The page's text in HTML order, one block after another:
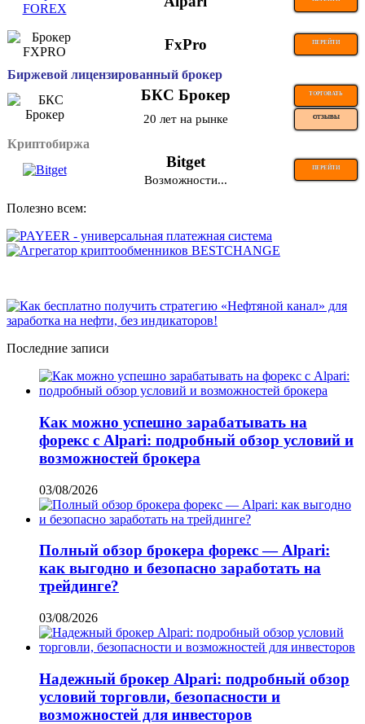
FxPro ПЕРЕЙТИ
Биржевой лицензированный брокер
БКС Брокер ТОРГОВАТЬ
20 лет на рынке ОТЗЫВЫ
Криптобиржа
Bitget ПЕРЕЙТИ
Возможности...
Полезно всем:
Последние записи
Как можно успешно зарабатывать на
форекс с Alpari: подробный обзор условий и
возможностей брокера
03/08/2026
Полный обзор брокера форекс — Alpari:
как выгодно и безопасно заработать на
трейдинге?
03/08/2026
Надежный брокер Alpari: подробный обзор
условий торговли, безопасности и
возможностей для инвесторов